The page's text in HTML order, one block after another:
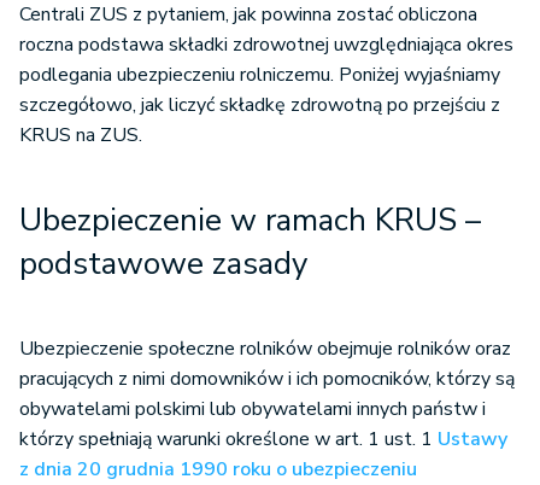
Centrali ZUS z pytaniem, jak powinna zostać obliczona
roczna podstawa składki zdrowotnej uwzględniająca okres
podlegania ubezpieczeniu rolniczemu. Poniżej wyjaśniamy
szczegółowo, jak liczyć składkę zdrowotną po przejściu z
KRUS na ZUS.
Ubezpieczenie w ramach KRUS –
podstawowe zasady
Ubezpieczenie społeczne rolników obejmuje rolników oraz
pracujących z nimi domowników i ich pomocników, którzy są
obywatelami polskimi lub obywatelami innych państw i
którzy spełniają warunki określone w art. 1 ust. 1 Ustawy
z dnia 20 grudnia 1990 roku o ubezpieczeniu